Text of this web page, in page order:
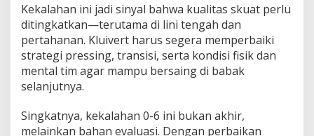
Kekalahan ini jadi sinyal bahwa kualitas skuat perlu
ditingkatkan—terutama di lini tengah dan
pertahanan. Kluivert harus segera memperbaiki
strategi pressing, transisi, serta kondisi fisik dan
mental tim agar mampu bersaing di babak
selanjutnya.
Singkatnya, kekalahan 0-6 ini bukan akhir,
melainkan bahan evaluasi. Dengan perbaikan